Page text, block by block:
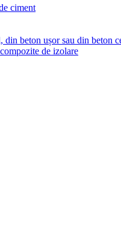
ciment
din beton ușor sau din beton
de izolare